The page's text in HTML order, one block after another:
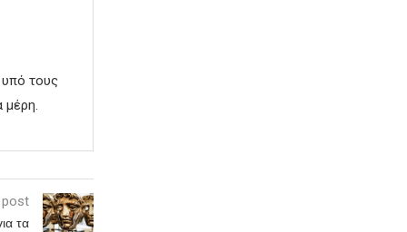
υπό τους
μέρη.
τα